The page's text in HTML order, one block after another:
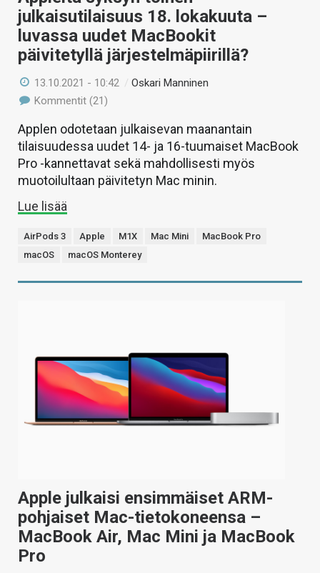
julkaisutilaisuus 18. lokakuuta –
luvassa uudet MacBookit
päivitetyllä järjestelmäpiirillä?
13.10.2021 - 10:42 /Oskari Manninen
Kommentit (21)
Applen odotetaan julkaisevan maanantain
tilaisuudessa uudet 14- ja 16-tuumaiset MacBook
Pro -kannettavat sekä mahdollisesti myös
muotoilultaan päivitetyn Mac minin.
Lue lisää
AirPods 3 Apple M1X Mac Mini
MacBook Pro
macOS
macOS Monterey
Apple julkaisi ensimmäiset ARM-
pohjaiset Mac-tietokoneensa –
MacBook Air, Mac Mini ja MacBook
Pro